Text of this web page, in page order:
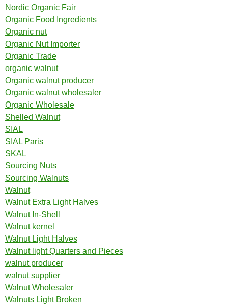
Nordic Organic Fair
Organic Food Ingredients
Organic nut
Organic Nut Importer
Organic Trade
organic walnut
Organic walnut producer
Organic walnut wholesaler
Organic Wholesale
Shelled Walnut
SIAL
SIAL Paris
SKAL
Sourcing Nuts
Sourcing Walnuts
Walnut
Walnut Extra Light Halves
Walnut In-Shell
Walnut kernel
Walnut Light Halves
Walnut light Quarters and Pieces
walnut producer
walnut supplier
Walnut Wholesaler
Walnuts Light Broken